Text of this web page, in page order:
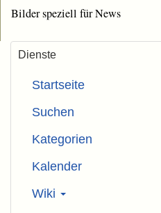
Bilder speziell für News
Dienste
Startseite
Suchen
Kategorien
Kalender
Wiki